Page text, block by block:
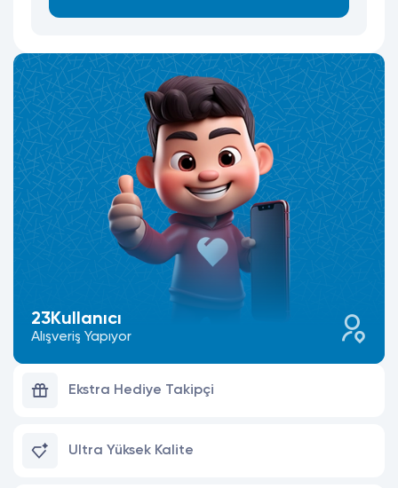
23Kullanıcı
Alışveriş Yapıyor
Ekstra Hediye Takipçi
Ultra Yüksek Kalite